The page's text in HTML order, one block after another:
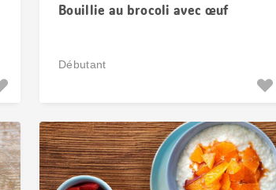
Bouillie au brocoli avec œuf
Débutant